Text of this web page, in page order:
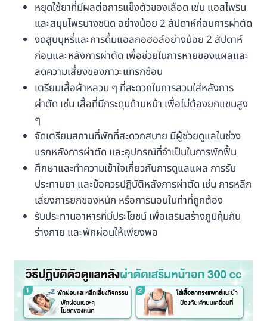
หยุดใช้ยาที่มีผลต่อการแข็งตัวของเลือด เช่น แอสไพริน
และสมุนไพรบางชนิด อย่างน้อย 2 สัปดาห์ก่อนการผ่าตัด
งดสูบบุหรี่และการดื่มแอลกอฮอล์อย่างน้อย 2 สัปดาห์
ก่อนและหลังการผ่าตัด เพื่อช่วยในการหายของแผลและ
ลดความเสี่ยงของภาวะแทรกซ้อน
เตรียมเสื้อผ้าหลวม ๆ ที่สะดวกในการสวมใส่หลังการ
ผ่าตัด เช่น เสื้อที่มีกระดุมด้านหน้า เพื่อไม่ต้องยกแขนสูง
ๆ
จัดเตรียมสถานที่พักที่สะดวกสบาย มีผู้ช่วยดูแลในช่วง
แรกหลังการผ่าตัด และอุปกรณ์ที่จำเป็นในการพักฟื้น
ศึกษาและทำความเข้าใจเกี่ยวกับการดูแลแผล การรับ
ประทานยา และข้อควรปฏิบัติหลังการผ่าตัด เช่น การหลีก
เลี่ยงการยกของหนัก หรือการนอนในท่าที่ถูกต้อง
รับประทานอาหารที่มีประโยชน์ เพื่อเสริมสร้างภูมิคุ้มกัน
ร่างกาย และพักผ่อนให้เพียงพอ